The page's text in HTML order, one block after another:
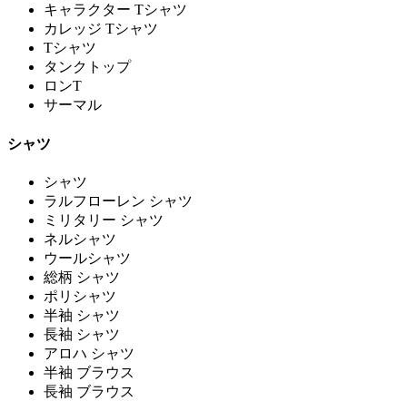
キャラクター Tシャツ
カレッジ Tシャツ
Tシャツ
タンクトップ
ロンT
サーマル
シャツ
シャツ
ラルフローレン シャツ
ミリタリー シャツ
ネルシャツ
ウールシャツ
総柄 シャツ
ポリシャツ
半袖 シャツ
長袖 シャツ
アロハ シャツ
半袖 ブラウス
長袖 ブラウス